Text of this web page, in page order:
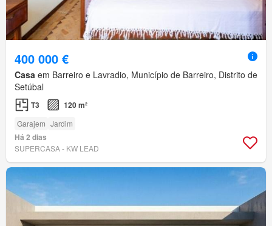
400 000 €
Casa em Barreiro e Lavradio, Município de Barreiro, Distrito de
Setúbal
T3 120 m²
Garajem Jardim
Há 2 dias
SUPERCASA - KW LEAD